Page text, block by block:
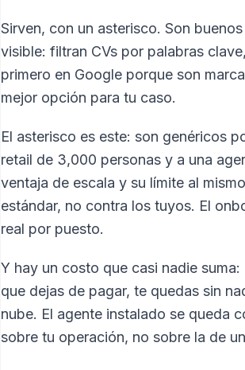
Sirven, con un asterisco. Son
visible: filtran CVs por palabras
primero en Google porque son
mejor opción para tu caso.
El asterisco es este: son genéricos
retail de 3,000 personas y a una
ventaja de escala y su límite al
estándar, no contra los tuyos. El
real por puesto.
Y hay un costo que casi nadie
que dejas de pagar, te quedas sin
nube. El agente instalado se queda
sobre tu operación, no sobre la de